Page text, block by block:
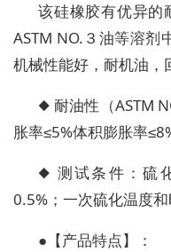
该硅橡胶有优异的
ASTM NO.３油等溶剂
机械性能好，耐机油，
◆ 耐油性（ASTM
胀率≤5%体积膨胀率
◆ 测试条件：硫
0.5%；一次硫化温度
●【产品特点】：